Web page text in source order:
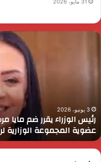
رئيس
التضامن
الاجتماعي
إلى
عضوية
المجموعة
3 يونيو، 2026
رئيس الوزراء يقرر ضم مايا
عضوية المجموعة الوزارية